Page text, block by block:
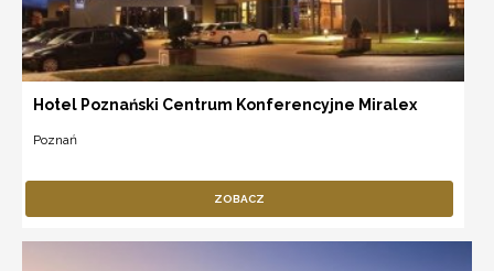
Hotel Poznański Centrum Konferencyjne Miralex
Poznań
ZOBACZ